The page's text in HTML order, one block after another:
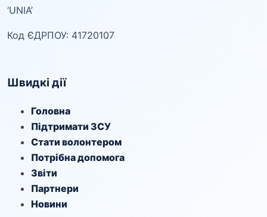
‘UNIA’
Код ЄДРПОУ: 41720107
Швидкі дії
Головна
Підтримати ЗСУ
Стати волонтером
Потрібна допомога
Звіти
Партнери
Новини